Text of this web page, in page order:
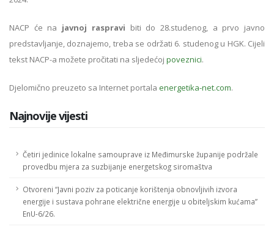
NACP će na javnoj raspravi biti do 28.studenog, a prvo javno
predstavljanje, doznajemo, treba se održati 6. studenog u HGK. Cijeli
tekst NACP-a možete pročitati na sljedećoj poveznici.
Djelomično preuzeto sa Internet portala energetika-net.com.
Najnovije vijesti
Četiri jedinice lokalne samouprave iz Međimurske županije podržale
provedbu mjera za suzbijanje energetskog siromaštva
Otvoreni “Javni poziv za poticanje korištenja obnovljivih izvora
energije i sustava pohrane električne energije u obiteljskim kućama”
EnU-6/26.